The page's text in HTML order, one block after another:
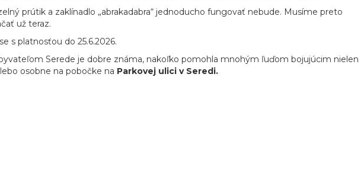
prútik a zaklínadlo „abrakadabra“ jednoducho fungovať nebude. Musíme preto
už teraz.
s platnosťou do 25.6.2026.
Serede je dobre známa, nakoľko pomohla mnohým ľuďom bojujúcim nielen
osobne na pobočke na Parkovej ulici v Seredi.